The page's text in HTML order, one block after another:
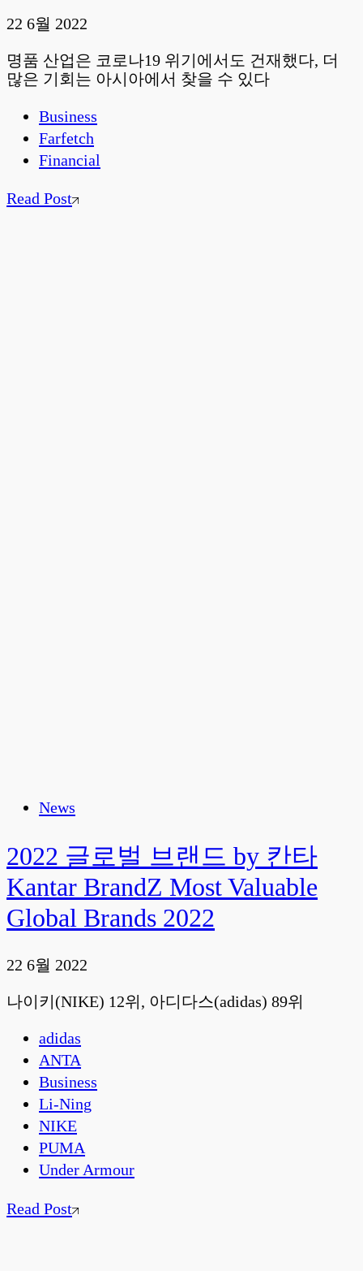
22 6월 2022
명품 산업은 코로나19 위기에서도 건재했다, 더
많은 기회는 아시아에서 찾을 수 있다
Business
Farfetch
Financial
Read Post
News
2022 글로벌 브랜드 by 칸타
Kantar BrandZ Most Valuable
Global Brands 2022
22 6월 2022
나이키(NIKE) 12위, 아디다스(adidas) 89위
adidas
ANTA
Business
Li-Ning
NIKE
PUMA
Under Armour
Read Post